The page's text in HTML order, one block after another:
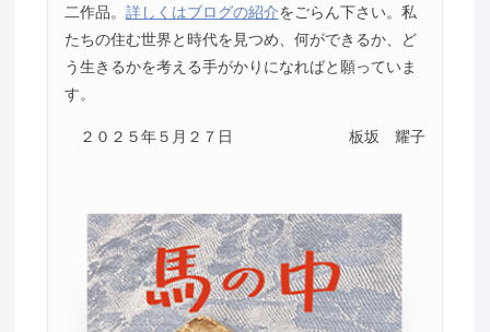
二作品。 詳しくはブログの紹介をごらん下さい。私
たちの住む世界と時代を見つめ、何ができるか、ど
う生きるかを考える手がかりになればと願っていま
す。
２０２５年５月２７日 板坂 耀子